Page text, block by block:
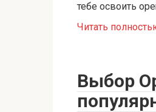
тебе освоить
Читать
Выбор